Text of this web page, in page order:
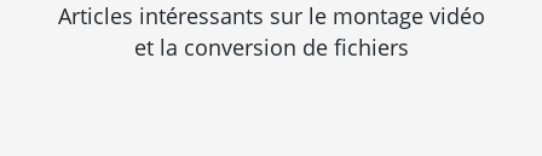
Articles intéressants sur le montage vidéo
et la conversion de fichiers